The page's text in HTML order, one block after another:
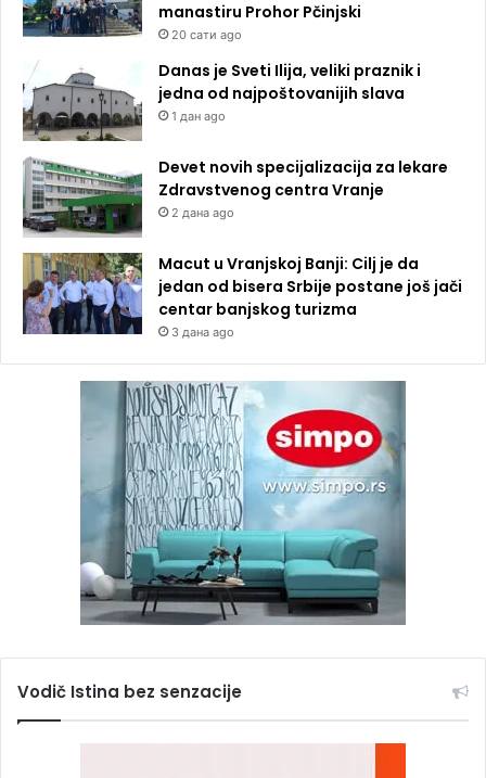
manastiru Prohor Pčinjski
20 сати ago
Danas je Sveti Ilija, veliki praznik i
jedna od najpoštovanijih slava
1 дан ago
Devet novih specijalizacija za lekare
Zdravstvenog centra Vranje
2 дана ago
Macut u Vranjskoj Banji: Cilj je da
jedan od bisera Srbije postane još jači
centar banjskog turizma
3 дана ago
Vodič Istina bez senzacije